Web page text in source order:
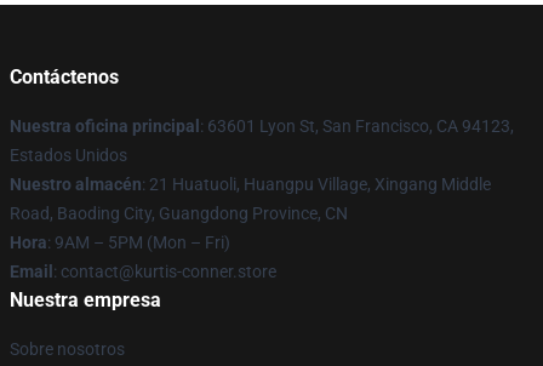
Contáctenos
Nuestra oficina principal : 63601 Lyon St, San Francisco, CA 94123,
Estados Unidos
Nuestro almacén: 21 Huatuoli, Huangpu Village, Xingang Middle
Road, Baoding City, Guangdong Province, CN
Hora: 9AM – 5PM (Mon – Fri)
Email : contact@kurtis-conner.store
Nuestra empresa
Sobre nosotros